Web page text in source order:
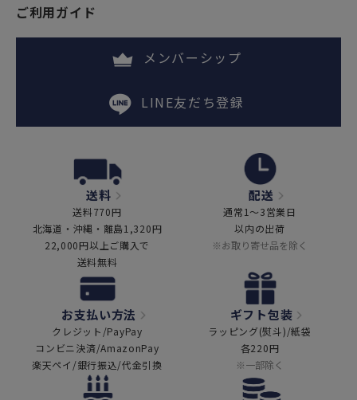
ご利用ガイド
メンバーシップ
LINE友だち登録
送料
送料770円
北海道・沖縄・離島1,320円
22,000円以上ご購入で
送料無料
配送
通常1～3営業日
以内の出荷
※お取り寄せ品を除く
お支払い方法
クレジット/PayPay
コンビニ決済/AmazonPay
楽天ペイ/銀行振込/代金引換
ギフト包装
ラッピング(熨斗)/紙袋
各220円
※一部除く